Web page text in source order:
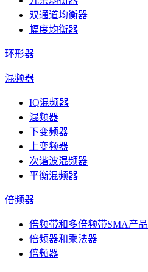
双通道均衡器
幅度均衡器
环形器
混频器
IQ混频器
混频器
下变频器
上变频器
次谐波混频器
平衡混频器
倍频器
倍频带和多倍频带SMA产品
倍频器和乘法器
倍频器